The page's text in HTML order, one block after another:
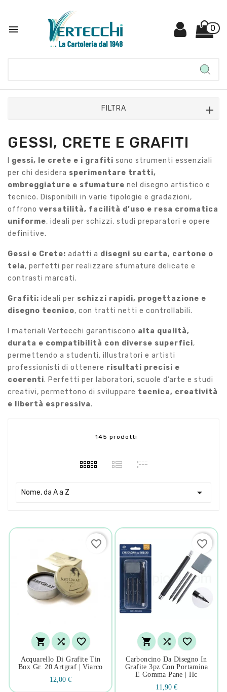
 0
FILTRA
GESSI, CRETE E GRAFITI
gessi, le crete e i grafiti sono strumenti essenziali
per chi desidera sperimentare tratti,
ombreggiature e sfumature nel disegno artistico e
tecnico. Disponibili in varie tipologie e gradazioni,
offrono versatilità, facilità d’uso e resa cromatica
uniforme, ideali per schizzi, studi preparatori e opere
definitive.
Gessi e Crete: adatti a disegni su carta, cartone o
tela, perfetti per realizzare sfumature delicate e
contrasti marcati.
Grafiti: ideali per schizzi rapidi, progettazione e
disegno tecnico, con tratti netti e controllabili.
I materiali Vertecchi garantiscono alta qualità,
durata e compatibilità con diverse superfici,
permettendo a studenti, illustratori e artisti
professionisti di ottenere risultati precisi e
coerenti. Perfetti per laboratori, scuole d’arte e studi
creativi, permettono di sviluppare tecnica, creatività
e libertà espressiva.
145 prodotti
Nome, da A a Z 
  
Acquarello Di Grafite Tin
Box Gr. 20 Artgraf | Viarco
12,00 €
favorite_border
  
Carboncino Da Disegno In
Grafite 3pz Con Portamina
E Gomma Pane | Hc
11,90 €
favorite_border